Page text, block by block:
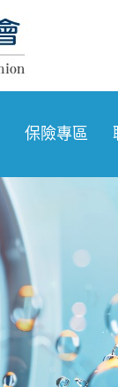
保險專區